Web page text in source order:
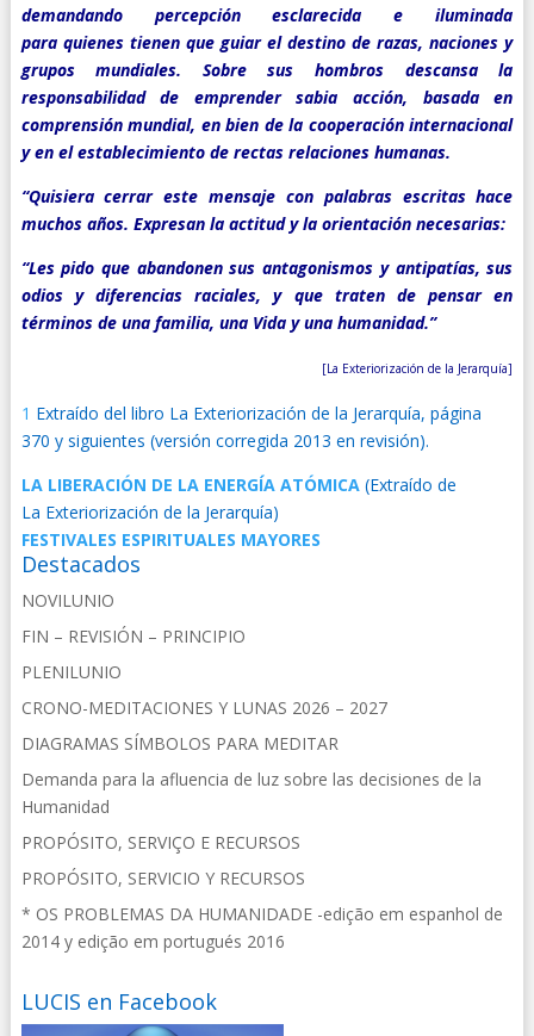
demandando percepción esclarecidaeiluminada
para quienes tienen que guiar el destino de razas, naciones y
grupos mundiales. Sobre sus hombros descansa la
responsabilidad de emprendersabia acción, basada en
comprensión mundial, en bien de la cooperación internacional
y en el establecimiento de rectas relaciones humanas.
“Quisiera cerrar este mensaje con palabras escritashace
muchos años. Expresan la actitud y la orientación necesarias:
“Les pido que abandonen sus antagonismos y antipatías, sus
odios y diferencias raciales, y que traten de pensar en
términos de unafamilia, una Vida y una humanidad.”
[La Exteriorización de la Jerarquía]
1 Extraído del libro La Exteriorización de la Jerarquía, página
370 y siguientes (versión corregida 2013 en revisión).
LA LIBERACIÓN DE LA ENERGÍA ATÓMICA (Extraído de
La Exteriorización de la Jerarquía)
FESTIVALES ESPIRITUALES MAYORES
Destacados
NOVILUNIO
FIN – REVISIÓN – PRINCIPIO
PLENILUNIO
CRONO-MEDITACIONES Y LUNAS 2026 – 2027
DIAGRAMAS SÍMBOLOS PARA MEDITAR
Demanda para la afluencia de luz sobre las decisiones de la
Humanidad
PROPÓSITO, SERVIÇO E RECURSOS
PROPÓSITO, SERVICIO Y RECURSOS
* OS PROBLEMAS DA HUMANIDADE -edição em espanhol de
2014 y edição em portugués 2016
LUCIS en Facebook